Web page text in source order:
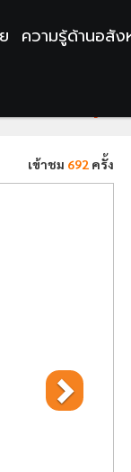
ความรู้ด้านอสัง
| โ
เข้าชม 692 ครั้ง